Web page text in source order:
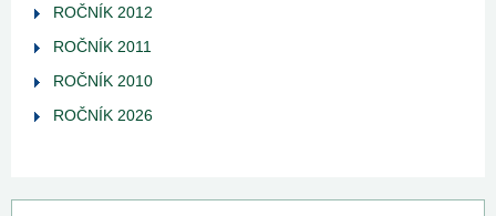
ROČNÍK 2012
ROČNÍK 2011
ROČNÍK 2010
ROČNÍK 2026